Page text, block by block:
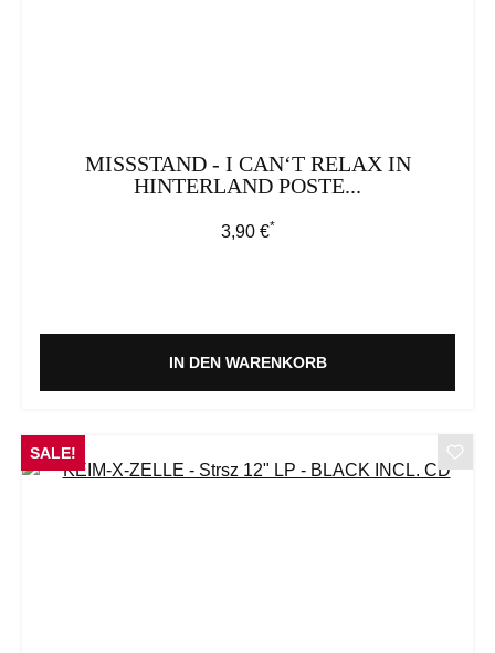
MISSSTAND - I CAN‘T RELAX IN
HINTERLAND POSTE...
Regulärer Preis:
3,90 €*
IN DEN WARENKORB
SALE!